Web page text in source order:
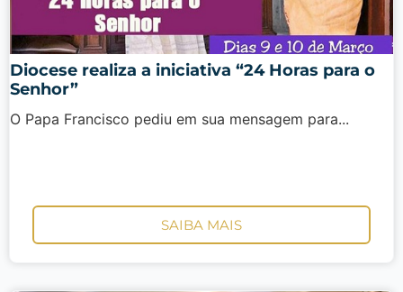
Diocese realiza a iniciativa “24 Horas para o
Senhor”
O Papa Francisco pediu em sua mensagem para...
SAIBA MAIS